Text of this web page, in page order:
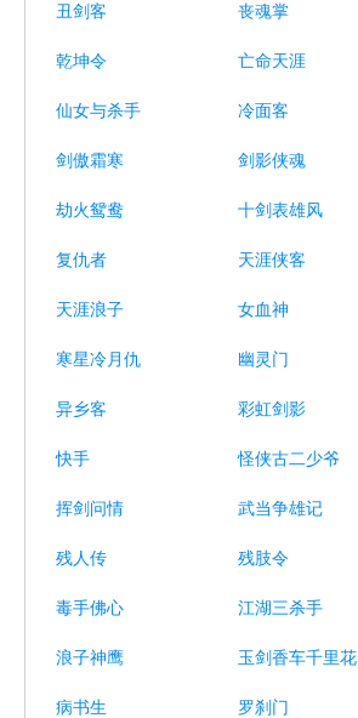
丑剑客 丧魂掌
乾坤令 亡命天涯
仙女与杀手 冷面客
剑傲霜寒 剑影侠魂
劫火鸳鸯 十剑表雄风
复仇者 天涯侠客
天涯浪子 女血神
寒星冷月仇 幽灵门
异乡客 彩虹剑影
快手 怪侠古二少爷
挥剑问情 武当争雄记
残人传 残肢令
毒手佛心 江湖三杀手
浪子神鹰 玉剑香车千里花
病书生 罗刹门